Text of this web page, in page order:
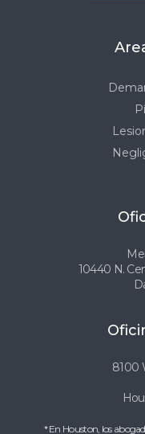
10440 N.
8100
* En Houston, los